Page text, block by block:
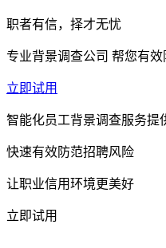
职者有信，择才无忧
专业背景调查公司 帮您有
立即试用
智能化员工背景调查服务提
快速有效防范招聘风险
让职业信用环境更美好
立即试用